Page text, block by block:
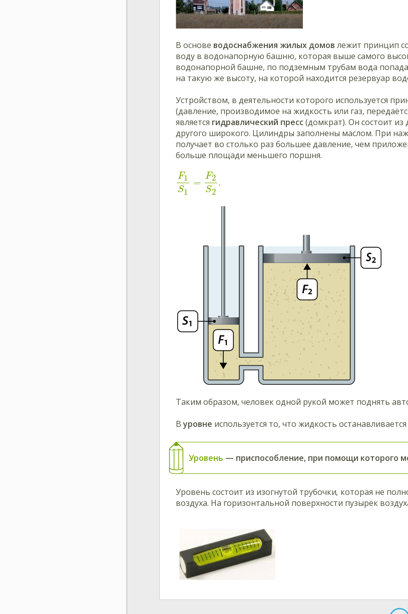
В основе водоснабжения жилых домов лежит принцип
воду в водонапорную башню, которая выше самого
водонапорной башне, по подземным трубам вода
на такую же высоту, на которой находится резервуар
Устройством, в деятельности которого используется
(давление, производимое на жидкость или газ,
является гидравлический пресс(домкрат). Он состоит из
другого широкого. Цилиндры заполнены маслом. При
получает во столько раз большее давление, чем
больше площади меньшего поршня.
F1
S1
=
F2
S2
.
Таким образом, человек одной рукой может поднять
Вуровне используется то, что жидкость
Уровень — приспособление, при помощи которого
Уровень состоит из изогнутой трубочки, которая не
воздуха. На горизонтальной поверхности пузырёк